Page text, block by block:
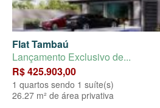
Flat Tambaú
Lançamento Exclusivo de...
R$ 425.903,00
1 quartos sendo 1 suíte(s)
26.27 m² de área privativa